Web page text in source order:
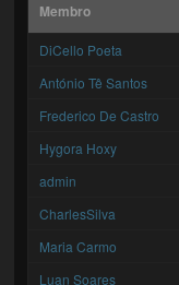
Membro
DiCello Poeta
António Tê Santos
Frederico De Castro
Hygora Hoxy
admin
CharlesSilva
Maria Carmo
Luan Soares